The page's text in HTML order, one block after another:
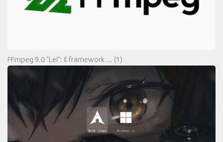
FFmpeg 9.0 “Lei”: il framework… (1)